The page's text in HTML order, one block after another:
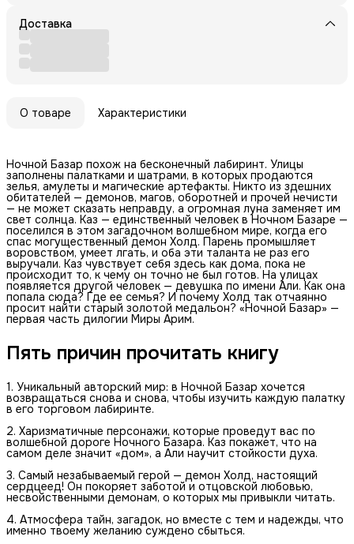
Доставка
О товаре Характеристики
Ночной Базар похож на бесконечный лабиринт. Улицы
заполнены палатками и шатрами, в которых продаются
зелья, амулеты и магические артефакты. Никто из здешних
обитателей — демонов, магов, оборотней и прочей нечисти
— не может сказать неправду, а огромная луна заменяет им
свет солнца. Каз — единственный человек в Ночном Базаре —
поселился в этом загадочном волшебном мире, когда его
спас могущественный демон Холд. Парень промышляет
воровством, умеет лгать, и оба эти таланта не раз его
выручали. Каз чувствует себя здесь как дома, пока не
происходит то, к чему он точно не был готов. На улицах
появляется другой человек — девушка по имени Али. Как она
попала сюда? Где ее семья? И почему Холд так отчаянно
просит найти старый золотой медальон? «Ночной Базар» —
первая часть дилогии Миры Арим.
Пять причин прочитать книгу
1. Уникальный авторский мир: в Ночной Базар хочется
возвращаться снова и снова, чтобы изучить каждую палатку
в его торговом лабиринте.
2. Харизматичные персонажи, которые проведут вас по
волшебной дороге Ночного Базара. Каз покажет, что на
самом деле значит «дом», а Али научит стойкости духа.
3. Самый незабываемый герой — демон Холд, настоящий
сердцеед! Он покоряет заботой и отцовской любовью,
несвойственными демонам, о которых мы привыкли читать.
4. Атмосфера тайн, загадок, но вместе с тем и надежды, что
именно твоему желанию суждено сбыться.